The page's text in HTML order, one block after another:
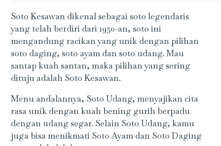
Soto Kesawan dikenal sebagai soto legendaris
yang telah berdiri dari 1950-an, soto ini
mengandung racikan yang unik dengan pilihan
soto daging, soto ayam dan soto udang. Mau
santap kuah santan, maka pilihan yang sering
dituju adalah Soto Kesawan.
Menu andalannya, Soto Udang, menyajikan cita
rasa unik dengan kuah bening gurih berpadu
dengan udang segar. Selain Soto Udang, kamu
juga bisa menikmati Soto Ayam dan Soto Daging